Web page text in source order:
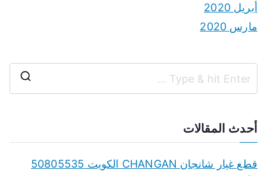
أبريل 2020
مارس 2020
r
أحدث المقالات
قطع غيار شانجان CHANGAN الكويت 50805535